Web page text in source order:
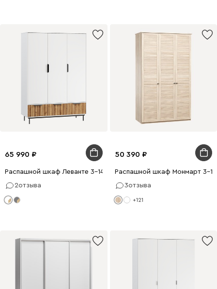
65 990
Распашной шкаф Леванте 3-144x205 Белый
2отзыва
50 390
Распашной шкаф Монмарт 3-
3отзыва
+121